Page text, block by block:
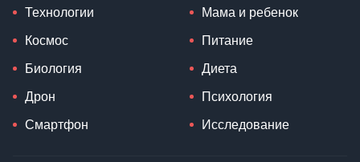
Технологии
Космос
Биология
Дрон
Смартфон
Мама и ребенок
Питание
Диета
Психология
Исследование